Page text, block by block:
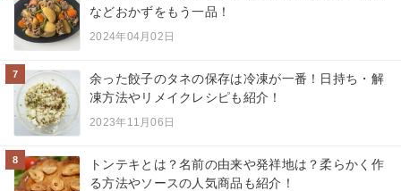
などおかずをもう一品！
2024年04月02日
7
余った餃子のタネの保存は冷凍が一番！日持ち・解
凍方法やリメイクレシピも紹介！
2023年11月06日
8
トンテキとは？名前の由来や発祥地は？柔らかく作
る方法やソースの人気商品も紹介！